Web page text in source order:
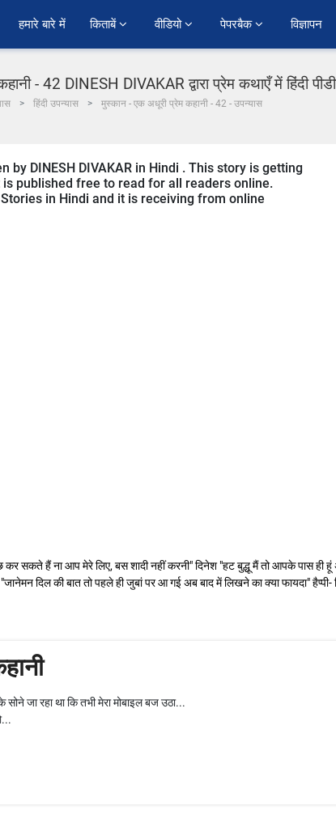
हमारे बारे में किताबें वीडियो पेपरबैक विज्ञापन
- 42 DINESH DIVAKAR द्वारा प्रेम कथाएँ में हिंदी
हिंदी उपन्यास मुस्कान - एक अधूरी प्रेम कहानी - 42 - उपन्यास
DINESH DIVAKAR in Hindi . This story is getting
published free to read for all readers online.
in Hindi and it is receiving from online
कर सकते हैं ना आप मेरे लिए, बस शादी नहीं करनी" दिनेश "हट बुद्धू मैं तो आपके पास
दिल की बात तो पहले ही जुबां पर आ गई अब बाद में लिखने का क्या फायदा" हैप्पी-
जा रहा था कि तभी मेरा मोबाइल बज उठा...